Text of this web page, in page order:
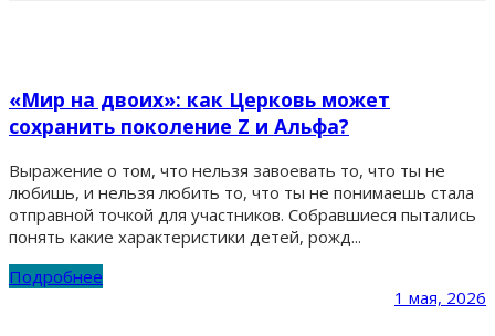
«Мир на двоих»: как Церковь может
сохранить поколение Z и Альфа?
Выражение о том, что нельзя завоевать то, что ты не
любишь, и нельзя любить то, что ты не понимаешь стала
отправной точкой для участников. Собравшиеся пытались
понять какие характеристики детей, рожд...
Подробнее
1 мая, 2026